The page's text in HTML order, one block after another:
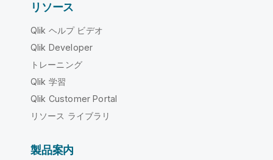
リソース
Qlik ヘルプ ビデオ
Qlik Developer
トレーニング
Qlik 学習
Qlik Customer Portal
リソース ライブラリ
製品案内